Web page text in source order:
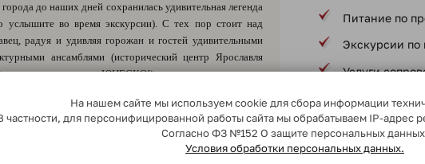
до наших дней сохранилась удивительная легенда
услышите во время экскурсии). С тех пор стоит над
радуя и удивляя горожан и гостей удивительными
ансамблями (исторический центр Ярославля
наследия ЮНЕСКО!), уютными скверами и
на маршрут.
от «Медвежий тракт», стартующих из Ярославля в
Питание по
Экскурсии по
Услуги
Страхование
пассажирами;
* в соответствии с
На нашем сайте мы используем cookie для сбора информации
частности, для персонифицированной работы сайта мы обрабатываем IP-адрес
Согласно ФЗ №152 О защите персональных
Условия обработки персональных данных.